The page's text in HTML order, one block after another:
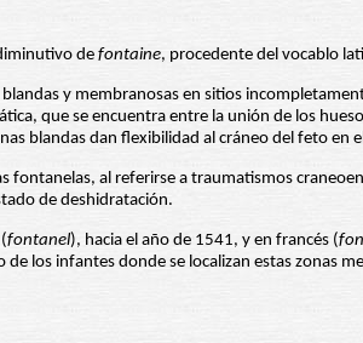
defontaine, procedente del vocablo
y membranosas en sitios
que se encuentra entre la unión de los
blandas dan flexibilidad al cráneo del feto
fontanelas, al referirse a traumatismos
de deshidratación.
fontanel), hacia el año de 1541, y en francés (
de los infantes donde se localizan estas